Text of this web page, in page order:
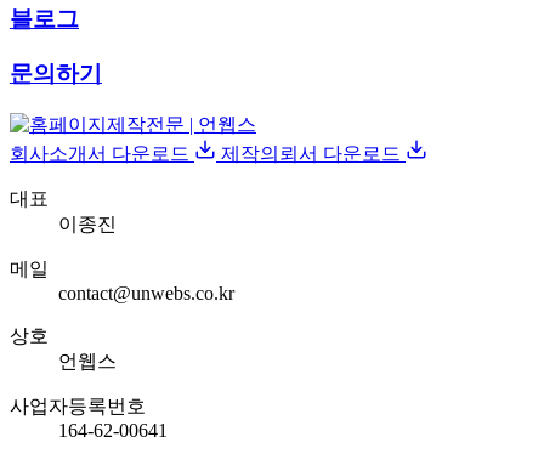
블로그
문의하기
회사소개서 다운로드 제작의뢰서 다운로드
대표
이종진
메일
contact@unwebs.co.kr
상호
언웹스
사업자등록번호
164-62-00641